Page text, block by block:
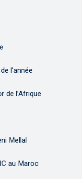
l’année
de l’Afrique
Mellal
au Maroc